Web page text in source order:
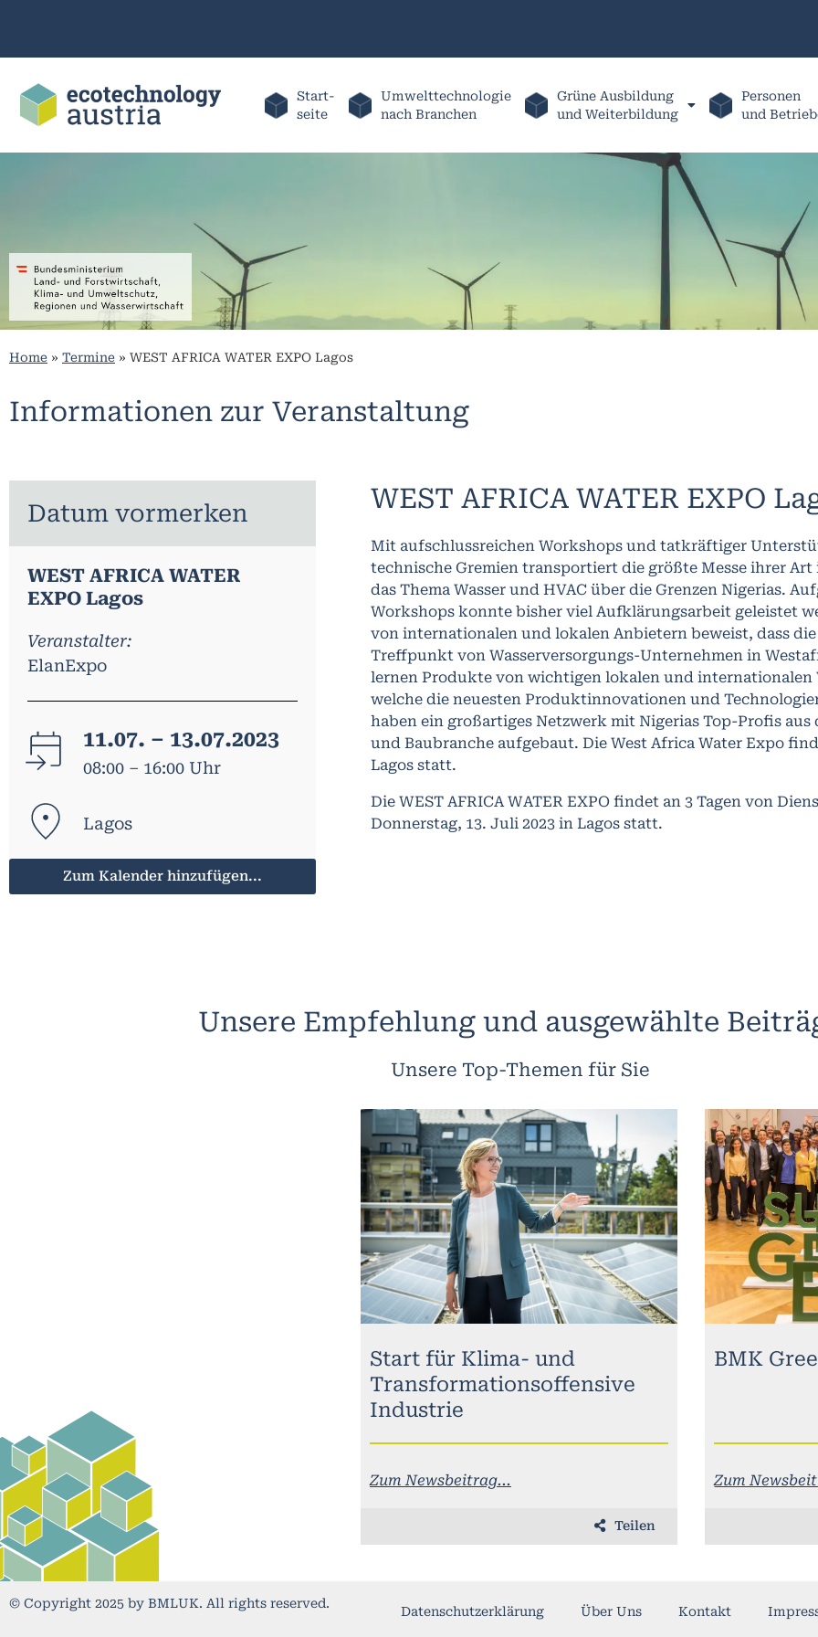
Start-
seite
Umwelttechnologie
nach Branchen
Grüne Ausbildung
und Weiterbildung
Personen
und
Home » Termine » WEST AFRICA WATER EXPO Lagos
Informationen zur Veranstaltung
Datum vormerken
WEST AFRICA WATER
EXPO Lagos
Veranstalter:
ElanExpo
11.07. – 13.07.2023
08:00 – 16:00 Uhr
Lagos
Zum Kalender hinzufügen...
WEST AFRICA WATER EXPO
Mit aufschlussreichen Workshops und tatkräftiger
technische Gremien transportiert die größte Messe ihrer
das Thema Wasser und HVAC über die Grenzen Nigerias.
Workshops konnte bisher viel Aufklärungsarbeit geleistet
von internationalen und lokalen Anbietern beweist, dass
Treffpunkt von Wasserversorgungs-Unternehmen in
lernen Produkte von wichtigen lokalen und internationalen
welche die neuesten Produktinnovationen und
haben ein großartiges Netzwerk mit Nigerias Top-Profis aus
und Baubranche aufgebaut. Die West Africa Water Expo
Lagos statt.
Die WEST AFRICA WATER EXPO findet an 3 Tagen von
Donnerstag, 13. Juli 2023 in Lagos statt.
Unsere Empfehlung und ausgewählte
Unsere Top-Themen für Sie
Start für Klima- und
Transformationsoffensive
Industrie
Zum Newsbeitrag...
Teilen
BMK
Zum
© Copyright 2025 by BMLUK. All rights reserved.
Datenschutzerklärung Über Uns Kontakt